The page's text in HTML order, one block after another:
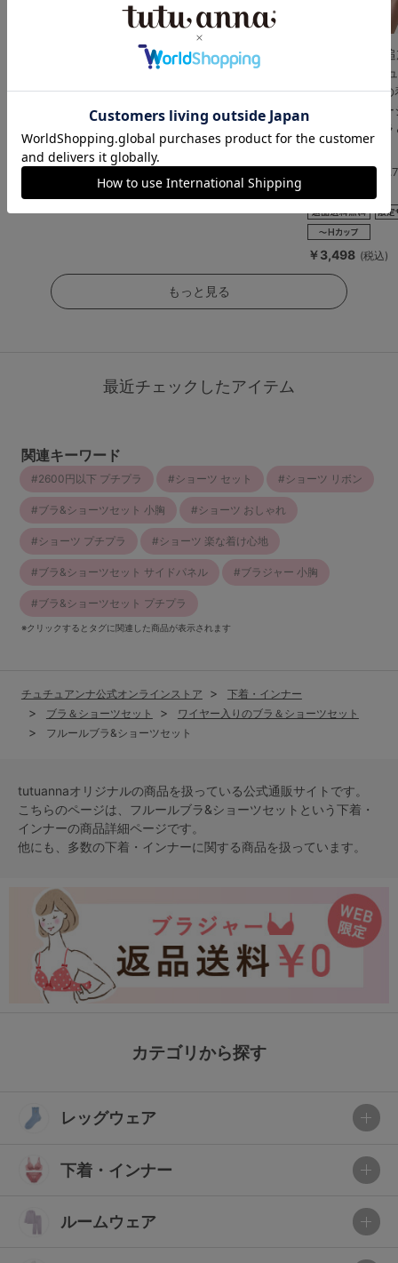
人気No.1 ジェマリエー
ルブラ＆ショーツセッ
4.6
（267件）
￥3,289 (税込)
[特盛ブラ]チュチュア
ンナ史上一番盛れる シ
ャルマンノワールブラ
＆ショーツセット
5.0
￥3,608 (税込)
【WEB限定色
[脇肉0ブラ]チ
ンナ史上最強の
を叶える レー
ントレッドブ
ーツセット
4.7
￥3,498 (税込)
もっと見る
最近チェックしたアイテム
関連キーワード
2600円以下 プチプラ ショーツ セット ショーツ リボン
ブラ&ショーツセット 小胸 ショーツ おしゃれ
ショーツ プチプラ ショーツ 楽な着け心地
ブラ&ショーツセット サイドパネル ブラジャー 小胸
ブラ&ショーツセット プチプラ
※クリックするとタグに関連した商品が表示されます
チュチュアンナ公式オンラインストア
下着・インナー
ブラ＆ショーツセット
ワイヤー入りのブラ＆ショーツセット
フルールブラ&ショーツセット
tutuannaオリジナルの商品を扱っている公式通販サイトです。
こちらのページは、フルールブラ&ショーツセットという下着・
インナーの商品詳細ページです。
他にも、多数の下着・インナーに関する商品を扱っています。
カテゴリから探す
レッグウェア
下着・インナー
ルームウェア